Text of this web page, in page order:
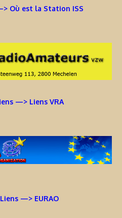
Où est la Station ISS
—> Liens VRA
—> EURAO